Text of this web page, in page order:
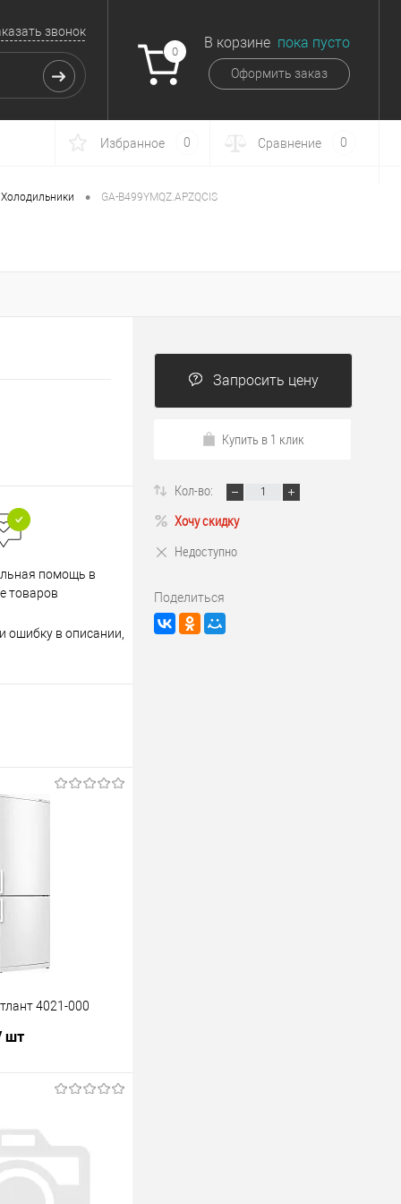
звонок
0
В корзине пока пусто
Оформить заказ
Избранное 0 Сравнение 0
Холодильники • GA-B499YMQZ.APZQCIS
помощь в
товаров
сертифицирован
ошибку в описании,
4021-000
шт
К сравнению
В наличии
Запросить цену
Купить в 1 клик
Кол-во:
Хочу скидку
Недоступно
Поделиться